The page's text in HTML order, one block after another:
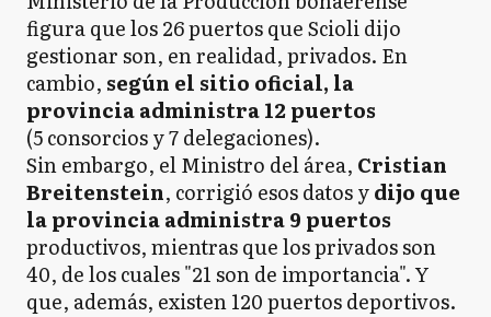
figura que los 26 puertos que Scioli dijo
gestionar son, en realidad, privados. En
cambio, según el sitio oficial, la
provincia administra 12 puertos
(5 consorcios y 7 delegaciones).
Sin embargo, el Ministro del área, Cristian
Breitenstein, corrigió esos datos ydijo que
la provincia administra 9 puertos
productivos, mientras que los privados son
40, de los cuales "21 son de importancia". Y
que, además, existen 120 puertos deportivos.